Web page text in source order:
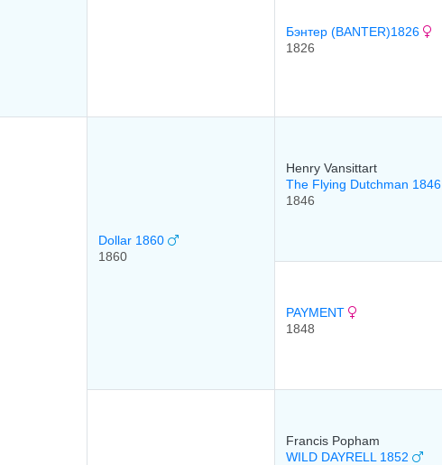
Бэнтер (BANTER)1826
1826
Dollar 1860
1860
Henry Vansittart
The Flying Dutchman 1846
1846
PAYMENT
1848
Francis Popham
WILD DAYRELL 1852